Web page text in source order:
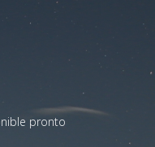
pronto